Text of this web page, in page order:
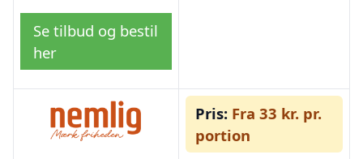
Se tilbud og bestil
her
Pris: Fra 33 kr. pr.
portion